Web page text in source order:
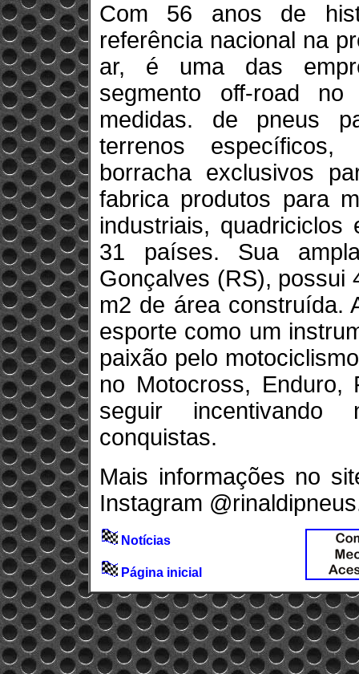
Com 56 anos de
referência nacional na
ar, é uma das
segmento off-road
medidas. de pneus
terrenos
borracha exclusivos
fabrica produtos para
industriais,
31 países. Sua
Gonçalves (RS), possui
m2 de área construída.
esporte como um
paixão pelo
no Motocross, Enduro,
seguir
conquistas.
Mais informações no
Instagram
Notícias
Página inicial